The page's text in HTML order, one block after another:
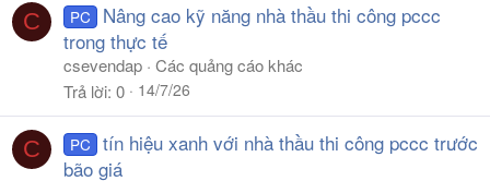
C PC
Nâng cao kỹ năng nhà thầu thi công pccc
trong thực tế
csevendap Các quảng cáo khác
Trả lời 0 14/7/26
C PC tín hiệu xanh với nhà thầu thi công pccc trước
bão giá